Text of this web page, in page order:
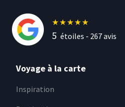
★★★★★
5 étoiles - 267avis
Voyage à la carte
Inspiration